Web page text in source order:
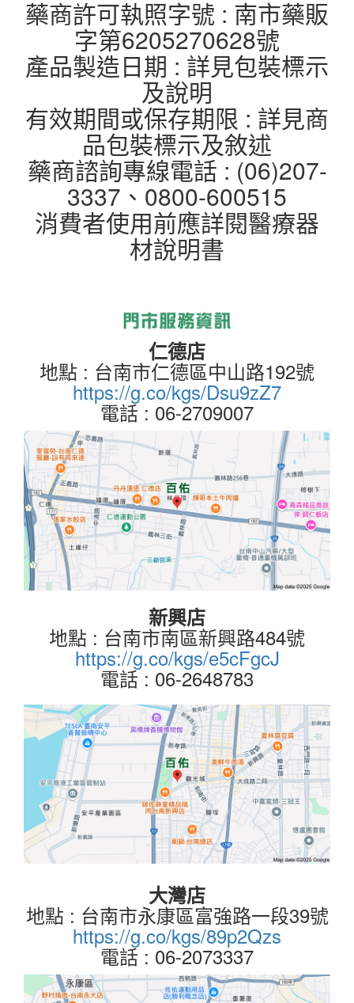
藥商許可執照字號 : 南市藥販
字第6205270628號
產品製造日期 : 詳見包裝標示
及說明
有效期間或保存期限 : 詳見商
品包裝標示及敘述
藥商諮詢專線電話 : (06)207-
3337、0800-600515
消費者使用前應詳閱醫療器
材說明書
仁德店
地點 : 台南市仁德區中山路192號
https://g.co/kgs/Dsu9zZ7
電話 : 06-2709007
新興店
地點 : 台南市南區新興路484號
https://g.co/kgs/e5cFgcJ
電話 : 06-2648783
大灣店
地點 : 台南市永康區富強路一段39號
https://g.co/kgs/89p2Qzs
電話 : 06-2073337